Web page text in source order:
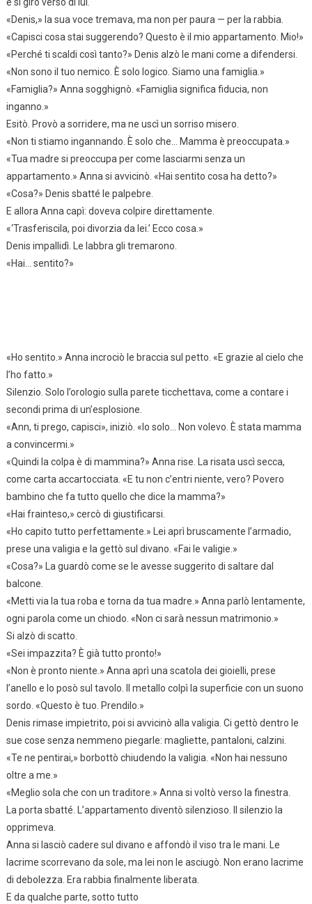
e si girò verso di lui.
«Denis,» la sua voce tremava, ma non per paura — per la rabbia.
«Capisci cosa stai suggerendo? Questo è il mio appartamento. Mio!»
«Perché ti scaldi così tanto?» Denis alzò le mani come a difendersi.
«Non sono il tuo nemico. È solo logico. Siamo una famiglia.»
«Famiglia?» Anna sogghignò. «Famiglia significa fiducia, non
inganno.»
Esitò. Provò a sorridere, ma ne uscì un sorriso misero.
«Non ti stiamo ingannando. È solo che… Mamma è preoccupata.»
«Tua madre si preoccupa per come lasciarmi senza un
appartamento.» Anna si avvicinò. «Hai sentito cosa ha detto?»
«Cosa?» Denis sbatté le palpebre.
E allora Anna capì: doveva colpire direttamente.
«‘Trasferiscila, poi divorzia da lei.’ Ecco cosa.»
Denis impallidì. Le labbra gli tremarono.
«Hai… sentito?»
«Ho sentito.» Anna incrociò le braccia sul petto. «E grazie al cielo che
l’ho fatto.»
Silenzio. Solo l’orologio sulla parete ticchettava, come a contare i
secondi prima di un’esplosione.
«Ann, ti prego, capisci», iniziò. «Io solo… Non volevo. È stata mamma
a convincermi.»
«Quindi la colpa è di mammina?» Anna rise. La risata uscì secca,
come carta accartocciata. «E tu non c’entri niente, vero? Povero
bambino che fa tutto quello che dice la mamma?»
«Hai frainteso,» cercò di giustificarsi.
«Ho capito tutto perfettamente.» Lei aprì bruscamente l’armadio,
prese una valigia e la gettò sul divano. «Fai le valigie.»
«Cosa?» La guardò come se le avesse suggerito di saltare dal
balcone.
«Metti via la tua roba e torna da tua madre.» Anna parlò lentamente,
ogni parola come un chiodo. «Non ci sarà nessun matrimonio.»
Si alzò di scatto.
«Sei impazzita? È già tutto pronto!»
«Non è pronto niente.» Anna aprì una scatola dei gioielli, prese
l’anello e lo posò sul tavolo. Il metallo colpì la superficie con un suono
sordo. «Questo è tuo. Prendilo.»
Denis rimase impietrito, poi si avvicinò alla valigia. Ci gettò dentro le
sue cose senza nemmeno piegarle: magliette, pantaloni, calzini.
«Te ne pentirai,» borbottò chiudendo la valigia. «Non hai nessuno
oltre a me.»
«Meglio sola che con un traditore.» Anna si voltò verso la finestra.
La porta sbatté. L’appartamento diventò silenzioso. Il silenzio la
opprimeva.
Anna si lasciò cadere sul divano e affondò il viso tra le mani. Le
lacrime scorrevano da sole, ma lei non le asciugò. Non erano lacrime
di debolezza. Era rabbia finalmente liberata.
E da qualche parte, sotto tutto